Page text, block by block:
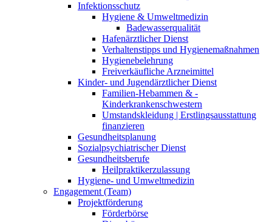
Infektionsschutz
Hygiene & Umweltmedizin
Badewasserqualität
Hafenärztlicher Dienst
Verhaltenstipps und Hygienemaßnahmen
Hygienebelehrung
Freiverkäufliche Arzneimittel
Kinder- und Jugendärztlicher Dienst
Familien-Hebammen & -
Kinderkrankenschwestern
Umstandskleidung | Erstlingsausstattung
finanzieren
Gesundheitsplanung
Sozialpsychiatrischer Dienst
Gesundheitsberufe
Heilpraktikerzulassung
Hygiene- und Umweltmedizin
Engagement (Team)
Projektförderung
Förderbörse